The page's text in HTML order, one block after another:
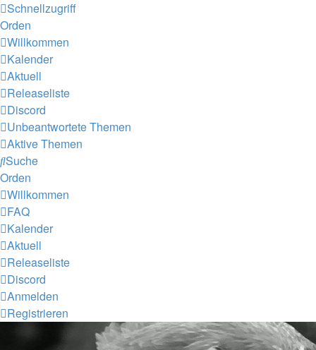
Schnellzugriff
Orden
Willkommen
Kalender
Aktuell
Releaseliste
Discord
Unbeantwortete Themen
Aktive Themen
Suche
Orden
Willkommen
FAQ
Kalender
Aktuell
Releaseliste
Discord
Anmelden
Registrieren